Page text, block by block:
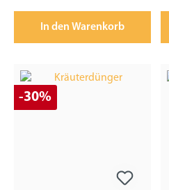
In den Warenkorb
-30%